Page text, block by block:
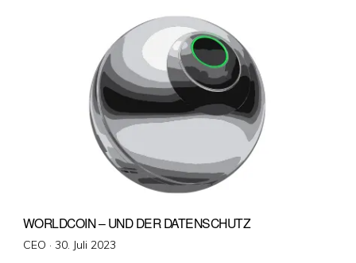
WORLDCOIN – UND DER DATENSCHUTZ
CEO · Veröffentlicht
30. Juli 2023